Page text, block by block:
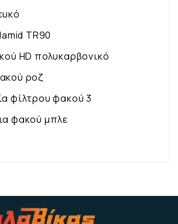
TR90
HD πολυκαρβονικό
ροζ
φίλτρου φακού 3
φακού μπλε